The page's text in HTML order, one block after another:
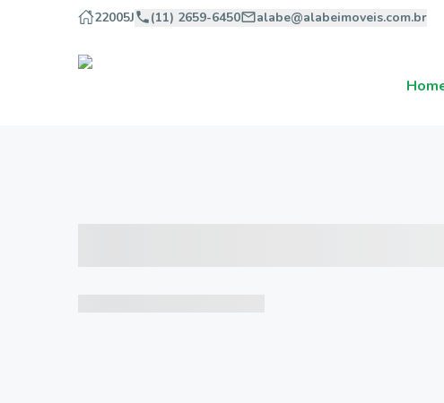
22005J (11) 2659-6450 alabe@alabeimoveis.com.br